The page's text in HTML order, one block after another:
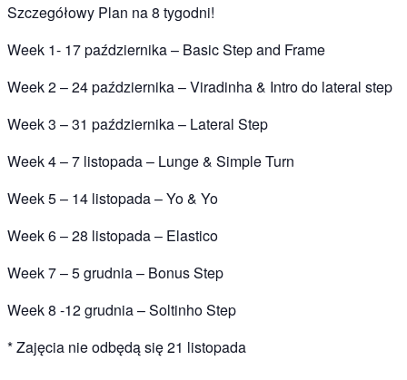
Szczegółowy Plan na 8 tygodni!
Week 1- 17 października – Basic Step and Frame
Week 2 – 24 października – Viradinha & Intro do lateral step
Week 3 – 31 października – Lateral Step
Week 4 – 7 listopada – Lunge & Simple Turn
Week 5 – 14 listopada – Yo & Yo
Week 6 – 28 listopada – Elastico
Week 7 – 5 grudnia – Bonus Step
Week 8 -12 grudnia – Soltinho Step
* Zajęcia nie odbędą się 21 listopada